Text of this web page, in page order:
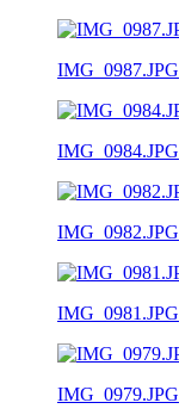
IMG_0987.JPG
IMG_0984.JPG
IMG_0982.JPG
IMG_0981.JPG
IMG_0979.JPG